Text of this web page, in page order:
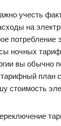
учесть
на
потребление
ночных
вы обычно
тарифный план
стоимость